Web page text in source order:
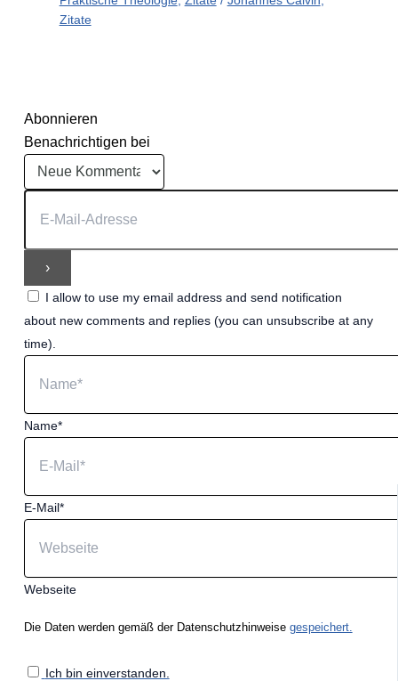
Zitate
Abonnieren
Benachrichtigen bei
I allow to use my email address and send notification
about new comments and replies (you can unsubscribe at any
time).
Name*
E-Mail*
Webseite
Die Daten werden gemäß der Datenschutzhinweise gespeichert.
Ich bin einverstanden.